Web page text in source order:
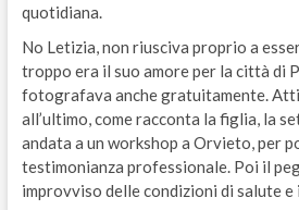
quotidiana.
No Letizia, non riusciva proprio a
troppo era il suo amore per la città di
fotografava anche gratuitamente.
all’ultimo, come racconta la figlia, la
andata a un workshop a Orvieto, per
testimonianza professionale. Poi il
improvviso delle condizioni di salute e